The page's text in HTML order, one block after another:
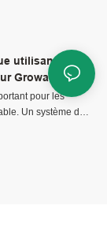
utilisant une
Growatt pour
et unepour les
Un système de
en fournissant
tout en